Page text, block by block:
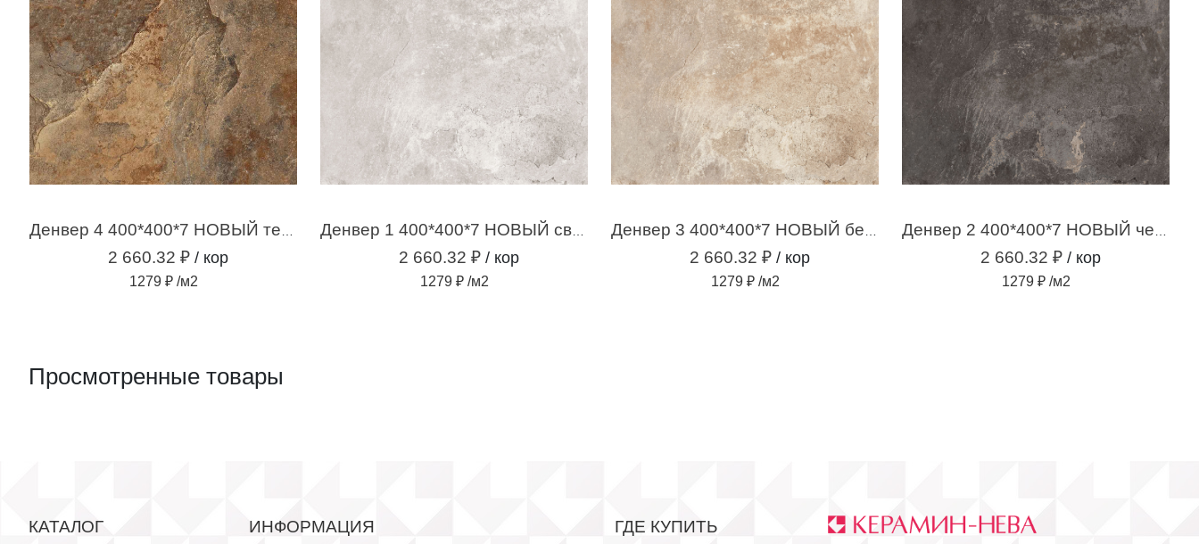
2 660.32 ₽ / кор
1279 ₽ /м2
2 660.32 ₽ / кор
1279 ₽ /м2
2 660.32 ₽ / кор
1279 ₽ /м2
2 660.32 ₽ / кор
1279 ₽ /м2
Просмотренные товары
КАТАЛОГ ИНФОРМАЦИЯ ГДЕ КУПИТЬ